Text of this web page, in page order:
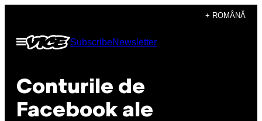
content
+ ROMÂNĂ
Open
Menu
SubscribeNewsletter
Conturile de
Facebook ale